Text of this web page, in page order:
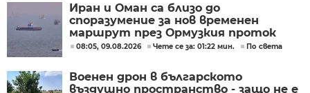
Иран и Оман са близо до
споразумение за нов временен
маршрут през Ормузкия проток
08:05, 09.08.2026 Чете се за: 01:22 мин. По света
Военен дрон в българското
въздушно пространство - защо не е